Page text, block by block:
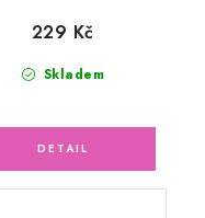
Skladem
229 Kč